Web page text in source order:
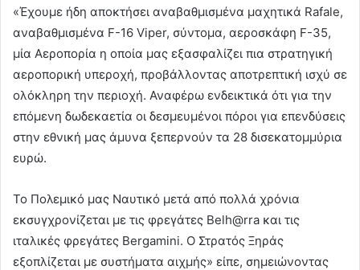
«Έχουμε ήδη αποκτήσει αναβαθμισμένα μαχητικά Rafale,
αναβαθμισμένα F-16 Viper, σύντομα, αεροσκάφη F-35,
μία Αεροπορία η οποία μας εξασφαλίζει πια στρατηγική
αεροπορική υπεροχή, προβάλλοντας αποτρεπτική ισχύ σε
ολόκληρη την περιοχή. Αναφέρω ενδεικτικά ότι για την
επόμενη δωδεκαετία οι δεσμευμένοι πόροι για επενδύσεις
στην εθνική μας άμυνα ξεπερνούν τα 28 δισεκατομμύρια
ευρώ.
Το Πολεμικό μας Ναυτικό μετά από πολλά χρόνια
εκσυγχρονίζεται με τις φρεγάτες Belh@rra και τις
ιταλικές φρεγάτες Bergamini. Ο Στρατός Ξηράς
εξοπλίζεται με συστήματα αιχμής» είπε, σημειώνοντας